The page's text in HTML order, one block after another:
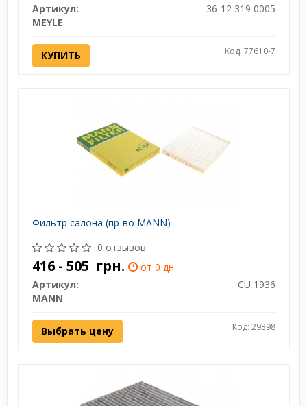
Артикул:
36-12 319 0005
MEYLE
КУПИТЬ Код: 77610-7
Фильтр салона (пр-во MANN)
0 отзывов
416 - 505 грн.
от 0 дн.
Артикул:
CU 1936
MANN
Выбрать цену Код: 29398